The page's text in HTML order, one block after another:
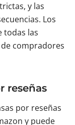
y las
Los
todas las
compradores
reseñas
por reseñas
y puede